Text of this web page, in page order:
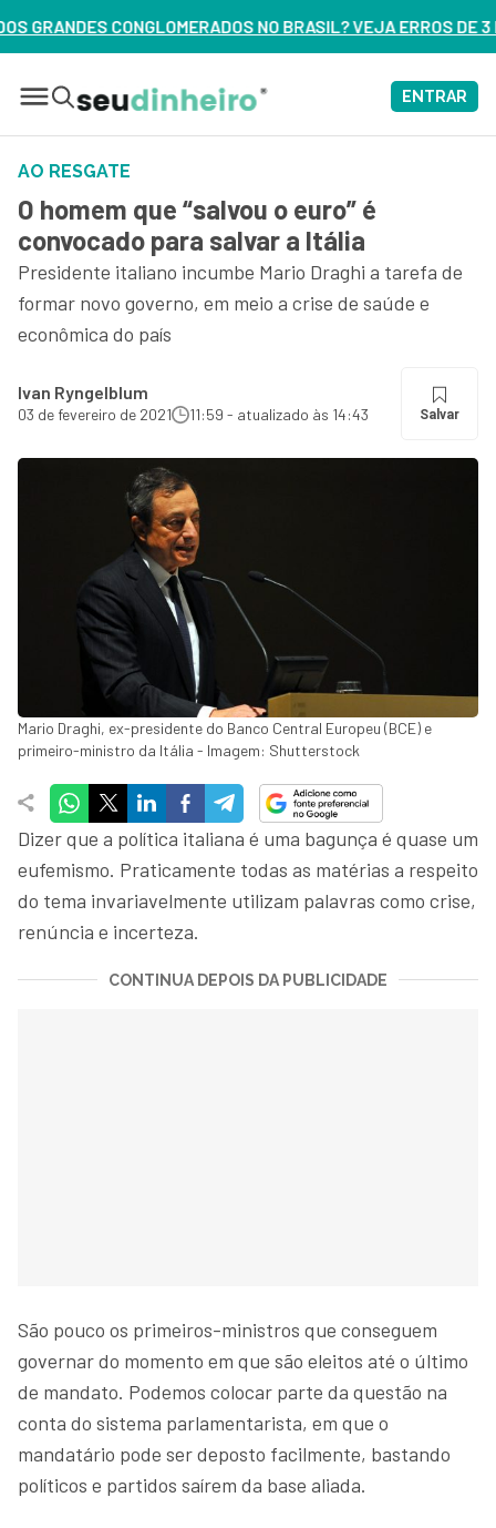
NO BRASIL? VEJA ERROS DE 3 DELES – ASSISTA AGORA
ENTRAR
AO RESGATE
O homem que “salvou o euro” é
convocado para salvar a Itália
Presidente italiano incumbe Mario Draghi a tarefa de
formar novo governo, em meio a crise de saúde e
econômica do país
Ivan Ryngelblum
03 de fevereiro de 2021 11:59 - atualizado às 14:43 Salvar
Mario Draghi, ex-presidente do Banco Central Europeu (BCE) e
primeiro-ministro da Itália - Imagem: Shutterstock
Dizer que a política italiana é uma bagunça é quase um
eufemismo. Praticamente todas as matérias a respeito
do tema invariavelmente utilizam palavras como crise,
renúncia e incerteza.
CONTINUA DEPOIS DA PUBLICIDADE
São pouco os primeiros-ministros que conseguem
governar do momento em que são eleitos até o último
de mandato. Podemos colocar parte da questão na
conta do sistema parlamentarista, em que o
mandatário pode ser deposto facilmente, bastando
políticos e partidos saírem da base aliada.